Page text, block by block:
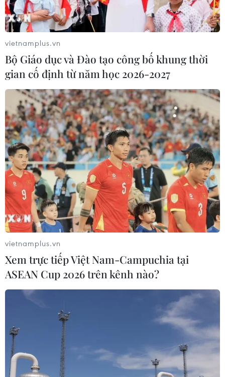
Ai Cập hối thúc Ethiopia giải quyết tranh
chấp đập Đại phục hưng
21/10/2019 09:04
Ai Cập sẽ hối thúc Ethiopia nhất trí với yêu cầu mời một
bên thứ ba làm trung gian hòa giải nhằm giải quyết
tranh chấp giữa các bên về Đập thủy điện Đại phục
hưng mà Ethiopia đang xây dựng.
vietnamplus.vn
Bộ Giáo dục và Đào tạo công bố khung thời
gian cố định từ năm học 2026-2027
vietnamplus.vn
Xem trực tiếp Việt Nam-Campuchia tại
ASEAN Cup 2026 trên kênh nào?